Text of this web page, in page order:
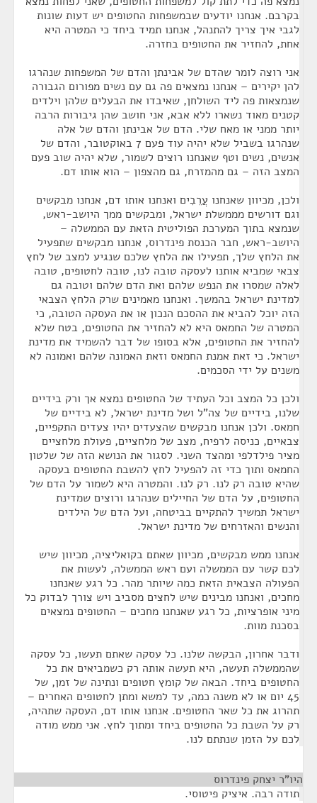
בקרבם. אנחנו יודעים שבמשפחות החטופים יש דעות שונות
לגבי איך צריך להתנהל, אנחנו תמיד ביחד כי המטרה היא
אחת, להחזיר את החטופים בחזרה.
אני רוצה לומר שהדם של אבינתן והדם של המשפחות שנהרגו
להן יקירים – אנחנו נמצאים פה גם עם נשים מפורום הגבורה
שנמצאות פה ליד השולחן, שאיבדו את הבעלים שלהן וילדים
קטנים מאוד נשארו ללא אבא, אני חושב שהן גיבורות הרבה
יותר ממני או מאח שלי. הדם של אבינתן והדם של אלה
שנהרגו בשביל שלא יהיה עוד פעם 7 באוקטובר, והדם של
אנשים, נשים וטף שאנחנו רוצים לשמור, שלא יהיה שוב פעם
המצב הזה – גם מהמזרח, גם מהצפון – הוא אותו דם.
ולכן, מכיוון שאנחנו עֲרֵבִים ואנחנו אותו דם, אנחנו מבקשים
וגם דורשים מממשלת ישראל, ומבקשים ממך היושב-ראש,
שנמצא בתוך המערכת הפוליטית הזאת עם הממשלה –
היושב-ראש, חבר הכנסת פינדרוס, אנחנו מבקשים שתפעיל
את הלחץ שלך, תפעילו את הלחץ שלכם שנגיע למצב של לחץ
צבאי שמביא אותנו לעסקה טובה לנו, טובה לחטופים, טובה
לאלה שמסרו את הנפש שלהם ואת הדם שלהם וטובה גם
למדינת ישראל בהמשך. ואנחנו מאמינים שרק הלחץ הצבאי
הזה יוכל להביא את ההסכם הנכון או את העסקה הטובה, כי
המטרה של החמאס היא לא להחזיר את החטופים, בטח שלא
להחזיר את החטופים, אלא בסופו של דבר להשמיד את מדינת
ישראל. כי זאת אמנת החמאס וזאת האמונה שלהם ואמונה לא
משנים על ידי הסכמים.
ולכן כל המצב וכל העתיד של החטופים נמצא אך ורק בידיים
שלנו, בידיים של צה"ל ושל מדינת ישראל, לא בידיים של
חמאס. ולכן אנחנו מבקשים שהצעדים יהיו צעדים התקפיים,
צבאיים, כניסה לרפיח, מצב של מלחציים, פעולת מלחציים
מציר פילדלפי ומהצד השני. לסגור את הנושא הזה של שלטון
החמאס ותוך כדי זה להפעיל לחץ להשבת החטופים בעסקה
שהיא טובה רק לנו. רק לנו. והמטרה היא לשמור על הדם של
החטופים, על הדם של החיילים שנהרגו ורוצים שמדינת
ישראל תמשיך להתקיים בביטחה, ועל הדם של הילדים
והנשים והאזרחים של מדינת ישראל.
אנחנו ממש מבקשים, מכיוון שאתם בקואליציה, מכיוון שיש
לכם קשר עם הממשלה ועם ראש הממשלה, לעשות את
הפעולה הצבאית הזאת כמה שיותר מהר. כל רגע שאנחנו
מחכים, ואנחנו מבינים שיש לחצים מסביב ויש צורך לבדוק כל
מיני אופרציות, כל רגע שאנחנו מחכים – החטופים נמצאים
בסכנת מוות.
ודבר אחרון, הבקשה שלנו. כל עסקה שאתם תעשו, כל עסקה
שהממשלה תעשה, היא תעשה אותה רק כשמביאים את כל
החטופים ביחד. הבאה של קומץ חטופים ונתינה של זמן, של
45 יום או לא משנה כמה, עד למשא ומתן לחטופים האחרים –
תהרוג את כל שאר החטופים. אנחנו אותו דם, העסקה שתהיה,
רק על השבת כל החטופים ביחד ומתוך לחץ. אני ממש מודה
לכם על הזמן שנתתם לנו.
היו"ר יצחק פינדרוס
תודה רבה. איציק פיטוסי.